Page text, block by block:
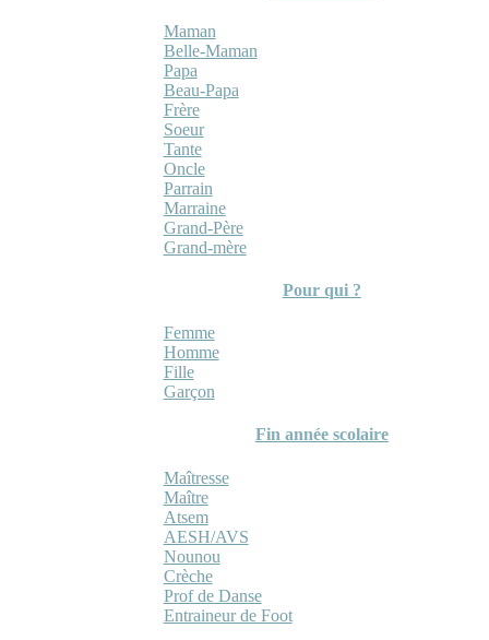
Maman
Belle-Maman
Papa
Beau-Papa
Frère
Soeur
Tante
Oncle
Parrain
Marraine
Grand-Père
Grand-mère
Pour qui ?
Femme
Homme
Fille
Garçon
Fin année scolaire
Maîtresse
Maître
Atsem
AESH/AVS
Nounou
Crèche
Prof de Danse
Entraineur de Foot